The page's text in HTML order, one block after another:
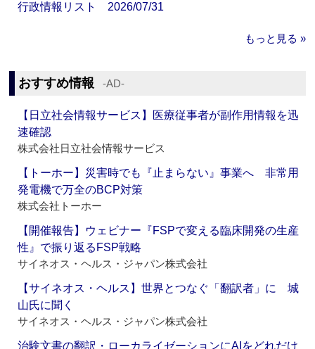
行政情報リスト 2026/07/31
もっと見る »
おすすめ情報 ‐AD‐
【日立社会情報サービス】医療従事者が副作用情報を迅
速確認
株式会社日立社会情報サービス
【トーホー】災害時でも『止まらない』事業へ 非常用
発電機で万全のBCP対策
株式会社トーホー
【開催報告】ウェビナー『FSPで変える臨床開発の生産
性』で振り返るFSP戦略
サイネオス・ヘルス・ジャパン株式会社
【サイネオス・ヘルス】世界とつなぐ「翻訳者」に 城
山氏に聞く
サイネオス・ヘルス・ジャパン株式会社
治験文書の翻訳・ローカライゼーションにAIをどれだけ